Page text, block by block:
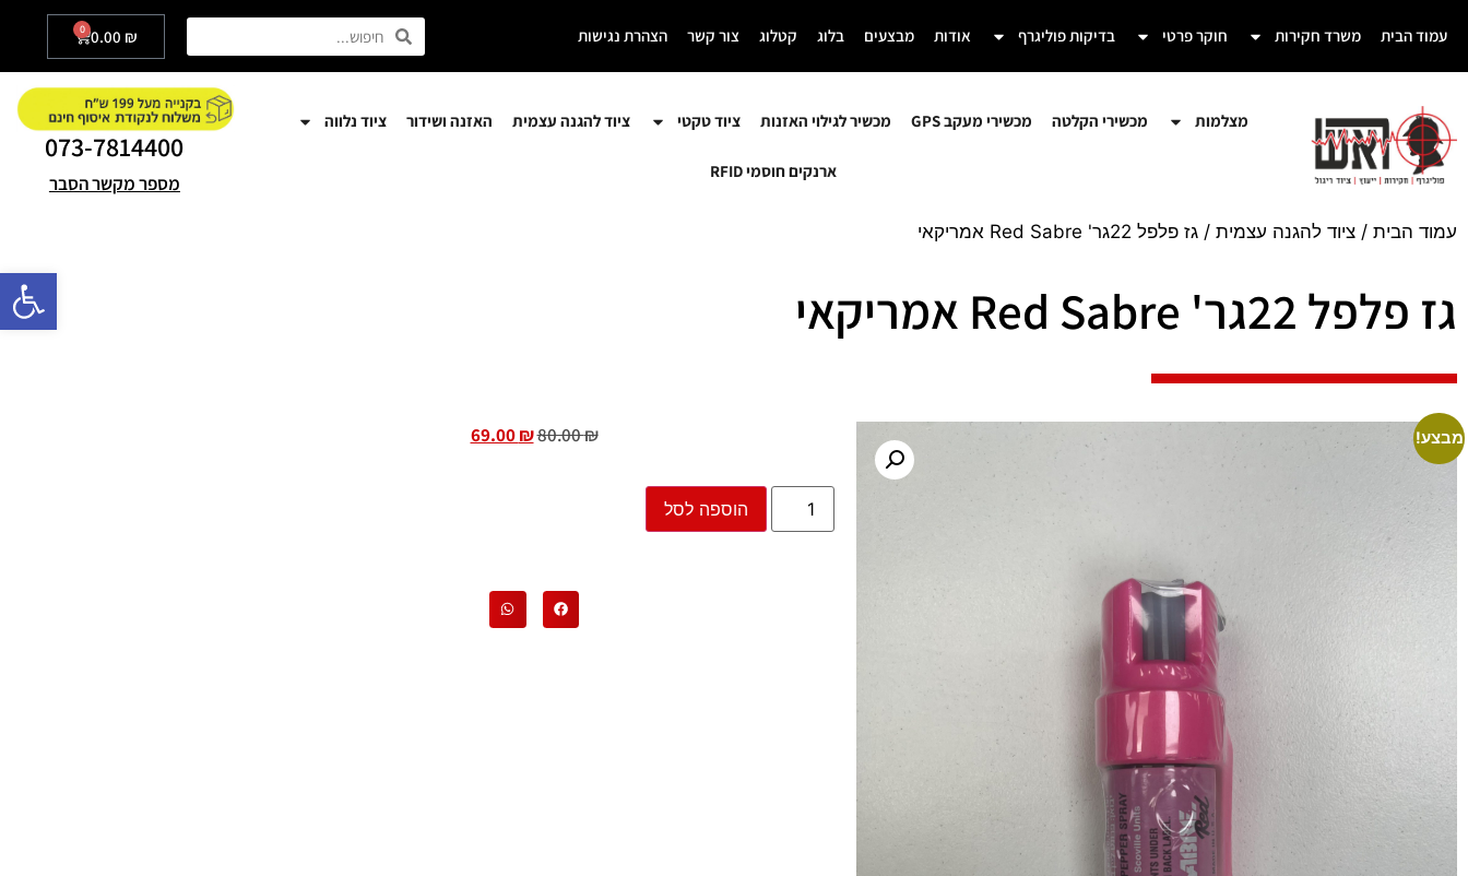
פתח
עמוד הבית משרד חקירות חוקר פרטי בדיקות פוליגרף אודות מבצעים בלוג קטלוג צור קשר הצהרת נגישות 0.00 ₪
0
מצלמות מכשירי הקלטה מכשירי מעקב GPS מכשיר לגילוי האזנות ציוד טקטי ציוד להגנה עצמית האזנה ושידור ציוד נלווה
ארנקים חוסמי RFID
073-7814400
מספר מקשר הסבר
עמוד הבית / ציוד להגנה עצמית / גז פלפל 22גר' Red Sabre אמריקאי
גז פלפל 22גר' Red Sabre אמריקאי
מבצע! 80.00₪
69.00₪
הוספה לסל